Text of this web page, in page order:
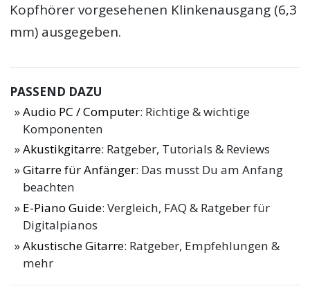
Kopfhörer vorgesehenen Klinkenausgang (6,3
mm) ausgegeben.
PASSEND DAZU
Audio PC / Computer: Richtige & wichtige
Komponenten
Akustikgitarre: Ratgeber, Tutorials & Reviews
Gitarre für Anfänger: Das musst Du am Anfang
beachten
E-Piano Guide: Vergleich, FAQ & Ratgeber für
Digitalpianos
Akustische Gitarre: Ratgeber, Empfehlungen &
mehr